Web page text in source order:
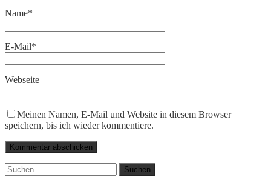
Name*
E-Mail*
Webseite
Meinen Namen, E-Mail und Website in diesem Browser
speichern, bis ich wieder kommentiere.
Suchen
nach: